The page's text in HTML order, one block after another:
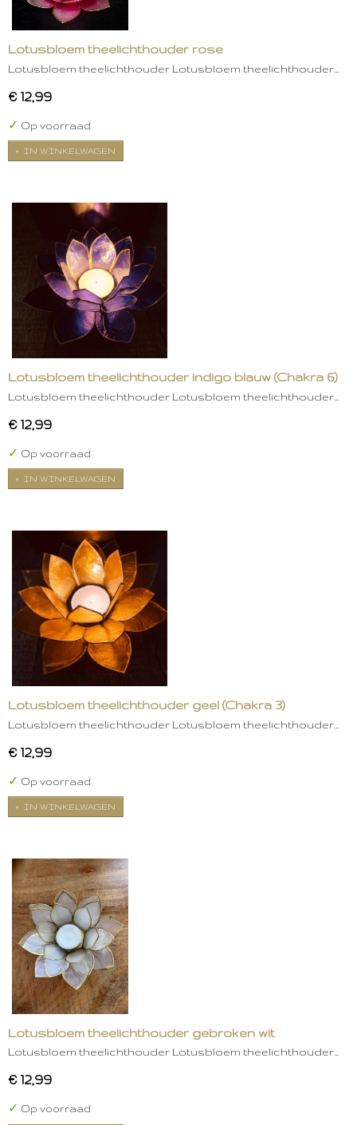
Lotusbloem theelichthouder rose
Lotusbloem theelichthouder Lotusbloem theelichthouder…
€ 12,99
✓ Op voorraad
IN WINKELWAGEN
Lotusbloem theelichthouder indigo blauw (Chakra 6)
Lotusbloem theelichthouder Lotusbloem theelichthouder…
€ 12,99
✓ Op voorraad
IN WINKELWAGEN
Lotusbloem theelichthouder geel (Chakra 3)
Lotusbloem theelichthouder Lotusbloem theelichthouder…
€ 12,99
✓ Op voorraad
IN WINKELWAGEN
Lotusbloem theelichthouder gebroken wit
Lotusbloem theelichthouder Lotusbloem theelichthouder…
€ 12,99
✓ Op voorraad